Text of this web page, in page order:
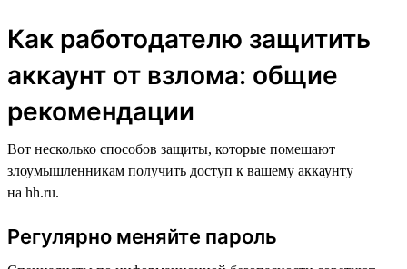
Как работодателю защитить
аккаунт от взлома: общие
рекомендации
Вот несколько способов защиты, которые помешают
злоумышленникам получить доступ к вашему аккаунту
на hh.ru.
Регулярно меняйте пароль